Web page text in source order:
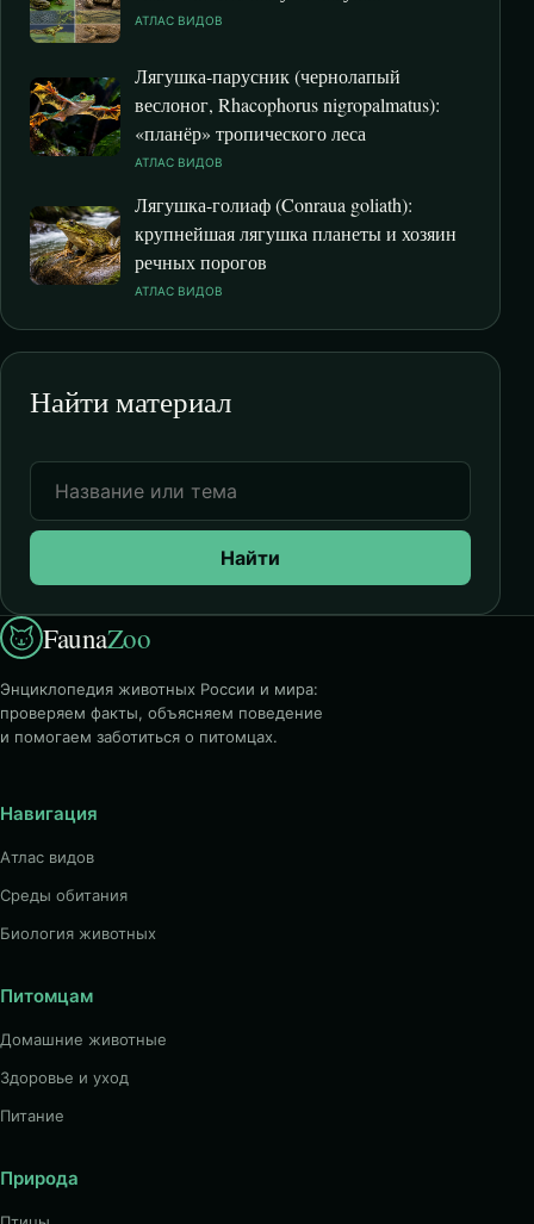
АТЛАС ВИДОВ
Лягушка-парусник (чернолапый
веслоног, Rhacophorus nigropalmatus):
«планёр» тропического леса
АТЛАС ВИДОВ
Лягушка-голиаф (Conraua goliath):
крупнейшая лягушка планеты и хозяин
речных порогов
АТЛАС ВИДОВ
Найти материал
Найти
FaunaZoo
Энциклопедия животных России и мира:
проверяем факты, объясняем поведение
и помогаем заботиться о питомцах.
Навигация
Атлас видов
Среды обитания
Биология животных
Питомцам
Домашние животные
Здоровье и уход
Питание
Природа